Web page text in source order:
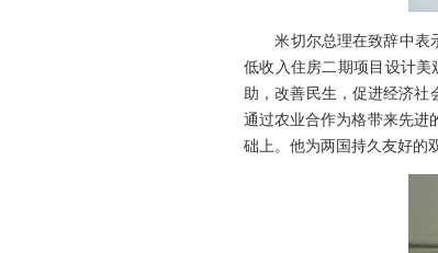
米切尔总理在致辞中表示
低收入住房二期项目设计
助，改善民生，促进经济社
通过农业合作为格带来先进
础上。他为两国持久友好的